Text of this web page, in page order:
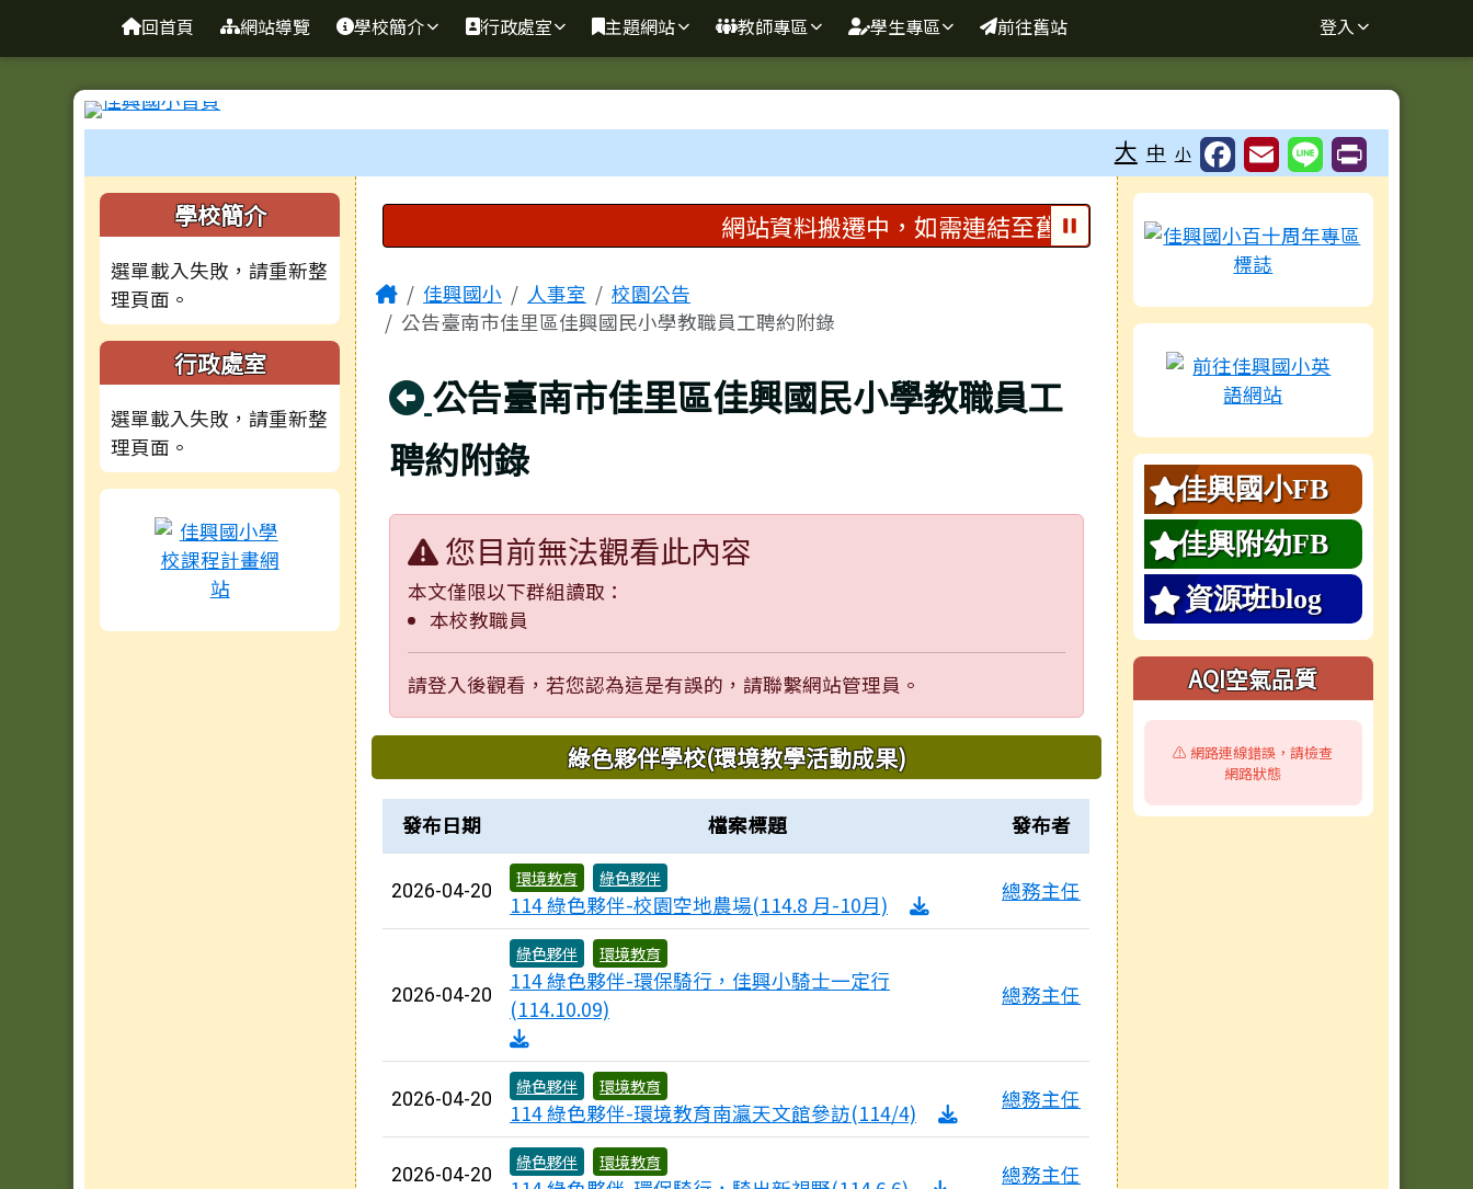
臺南市佳里區佳興國民國小全球資訊網
回首頁 網站導覽 學校簡介 行政處室 主題網站 教師專區 學生專區 前往舊站 登入
大 中 小
左邊區域內容
學校簡介
選單載入失敗，請重新整
理頁面。
行政處室
選單載入失敗，請重新整
理頁面。
上中區域內容 網站資料搬遷中，如需連結至舊站，請點選上方連結 網站資料搬遷中
主內容區域
Home佳興國小 人事室
校園公告
公告臺南市佳里區佳興國民小學教職員工聘約附錄
回上頁
公告臺南市佳里區佳興國民小學教職員工
聘約附錄
您目前無法觀看此內容
本文僅限以下群組讀取：
本校教職員
請登入後觀看，若您認為這是有誤的，請聯繫網站管理員。
下中區域內容綠色夥伴學校(環境教學活動成果)
檔案列表
發布日期 檔案標題 發布者
2026-04-20
環境教育 綠色夥伴
114 綠色夥伴-校園空地農場(114.8 月-10月)
總務主任
2026-04-20
綠色夥伴 環境教育
114 綠色夥伴-環保騎行，佳興小騎士一定行
(114.10.09)
總務主任
2026-04-20
綠色夥伴 環境教育
114 綠色夥伴-環境教育南瀛天文館參訪(114/4)
總務主任
2026-04-20
綠色夥伴 環境教育 總務主任
右邊區域內容
佳興國小FB
佳興附幼FB
資源班blog
AQI空氣品質
⚠️ 網路連線錯誤，請檢查
網路狀態
頁尾區域